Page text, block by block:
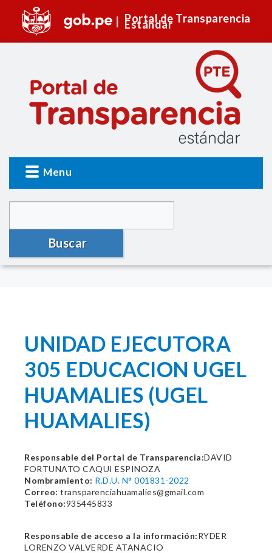
Portal de Transparencia
Estándar
Menu
Buscar
UNIDAD EJECUTORA
305 EDUCACION UGEL
HUAMALIES (UGEL
HUAMALIES)
Responsable del Portal de Transparencia:DAVID
FORTUNATO CAQUI ESPINOZA
Nombramiento: R.D.U. N° 001831-2022
Correo: transparenciahuamalies@gmail.com
Teléfono:935445833
Responsable de acceso a la información:RYDER
LORENZO VALVERDE ATANACIO